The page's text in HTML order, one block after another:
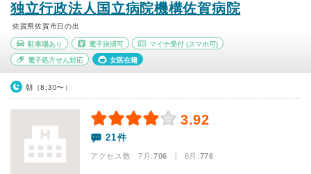
独立行政法人国立病院機構佐賀病院
佐賀県佐賀市日の出
駐車場あり 電子決済可 マイナ受付 (スマホ可)
電子処方せん対応 女医在籍
朝（8:30〜）
3.92
21件
アクセス数 7月:706 | 6月:776